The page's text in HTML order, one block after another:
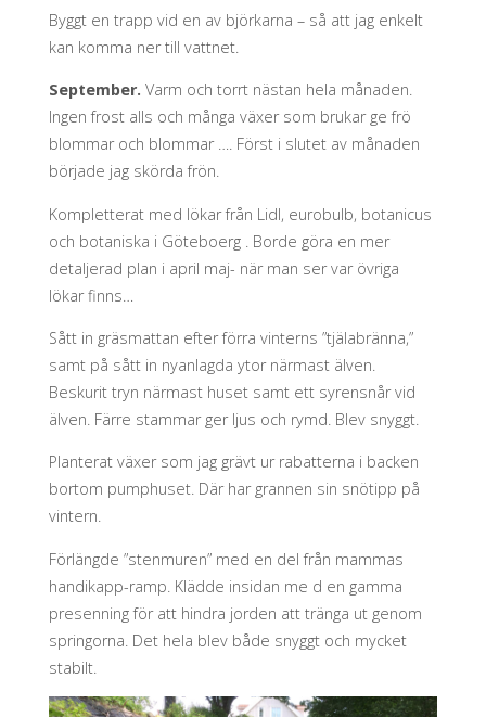
Byggt en trapp vid en av björkarna – så att jag enkelt
kan komma ner till vattnet.
September. Varm och torrt nästan hela månaden.
Ingen frost alls och många växer som brukar ge frö
blommar och blommar …. Först i slutet av månaden
började jag skörda frön.
Kompletterat med lökar från Lidl, eurobulb, botanicus
och botaniska i Göteboerg . Borde göra en mer
detaljerad plan i april maj- när man ser var övriga
lökar finns…
Sått in gräsmattan efter förra vinterns ”tjälabränna,”
samt på sått in nyanlagda ytor närmast älven.
Beskurit tryn närmast huset samt ett syrensnår vid
älven. Färre stammar ger ljus och rymd. Blev snyggt.
Planterat växer som jag grävt ur rabatterna i backen
bortom pumphuset. Där har grannen sin snötipp på
vintern.
Förlängde ”stenmuren” med en del från mammas
handikapp-ramp. Klädde insidan me d en gamma
presenning för att hindra jorden att tränga ut genom
springorna. Det hela blev både snyggt och mycket
stabilt.